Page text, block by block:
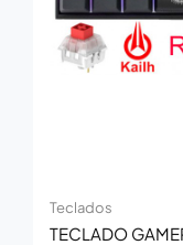
Teclados
TECLADO